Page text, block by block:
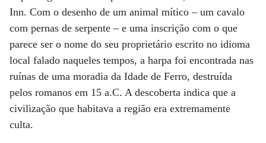
Inn. Com o desenho de um animal mítico – um cavalo
com pernas de serpente – e uma inscrição com o que
parece ser o nome do seu proprietário escrito no idioma
local falado naqueles tempos, a harpa foi encontrada nas
ruínas de uma moradia da Idade de Ferro, destruída
pelos romanos em 15 a.C. A descoberta indica que a
civilização que habitava a região era extremamente
culta.